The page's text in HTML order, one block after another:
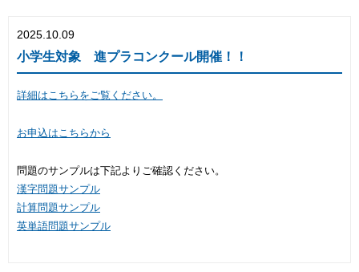
2025.10.09
小学生対象 進プラコンクール開催！！
詳細はこちらをご覧ください。
お申込はこちらから
問題のサンプルは下記よりご確認ください。
漢字問題サンプル
計算問題サンプル
英単語問題サンプル